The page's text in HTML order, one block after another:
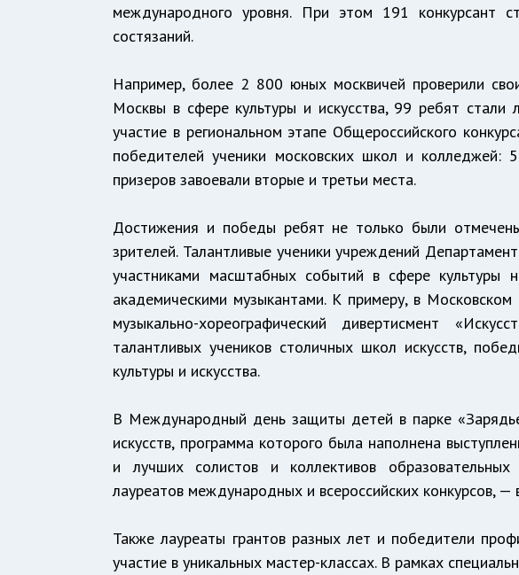
международного уровня. При этом 191 конкурсант
состязаний.
Например, более 2 800 юных москвичей проверили
Москвы в сфере культуры и искусства, 99 ребят
участие в региональном этапе Общероссийского
победителей ученики московских школ и
призеров завоевали вторые и третьи места.
Достижения и победы ребят не только были
зрителей. Талантливые ученики учреждений
участниками масштабных событий в сфере культуры
академическими музыкантами. К примеру, в
музыкально-хореографический дивертисмент
талантливых учеников столичных школ искусств,
культуры и искусства.
В Международный день защиты детей в парке
искусств, программа которого была наполнена
и лучших солистов и коллективов
лауреатов международных и всероссийских конкурсов,
Также лауреаты грантов разных лет и победители
участие в уникальных мастер-классах. В рамках